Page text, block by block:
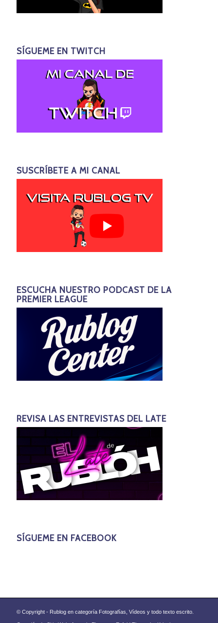
SÍGUEME EN TWITCH
SUSCRÍBETE A MI CANAL
ESCUCHA NUESTRO PODCAST DE LA
PREMIER LEAGUE
REVISA LAS ENTREVISTAS DEL LATE
SÍGUEME EN FACEBOOK
© Copyright - Rublog en categoría Fotografías, Vídeos y todo texto escrito.